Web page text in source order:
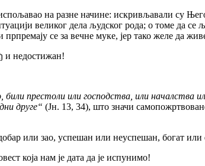
на разне начине: искривљавали су
великог дела људског рода; о томе да се
се за вечне муке, јер тако желе да
и недостижан!
били престоли или господства, или началства
друге“ (Јн. 13, 34), што значи
или зао, успешан или неуспешан, богат или
која нам је дата да је испунимо!